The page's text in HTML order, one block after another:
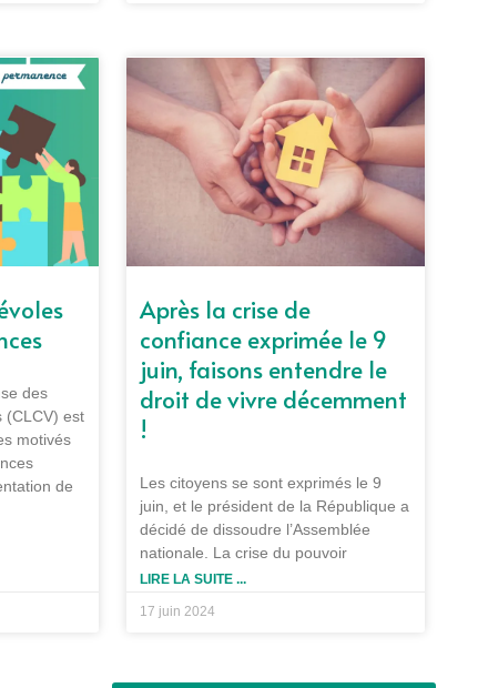
des
(CLCV) est
motivés
de
Après la crise de
confiance exprimée le 9
juin, faisons entendre le
droit de vivre décemment
!
Les citoyens se sont exprimés le 9
juin, et le président de la République a
décidé de dissoudre l’Assemblée
nationale. La crise du pouvoir
LIRE LA SUITE ...
17 juin 2024